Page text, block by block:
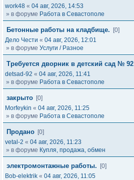
work48 « 04 авг, 2026, 14:53
» в форуме Работа в Севастополе
Бетонные работы на кладбище.
[0]
Дело Чести « 04 авг, 2026, 12:01
» в форуме Услуги / Разное
Требуется дворник в детский сад № 92
detsad-92 « 04 авг, 2026, 11:41
» в форуме Работа в Севастополе
закрыто [0]
Morfeykin « 04 авг, 2026, 11:25
» в форуме Работа в Севастополе
Продано [0]
vetal-2 « 04 авг, 2026, 11:23
» в форуме Купля, продажа, обмен
электромонтажные работы.
[0]
Bob-elektrik « 04 авг, 2026, 11:05